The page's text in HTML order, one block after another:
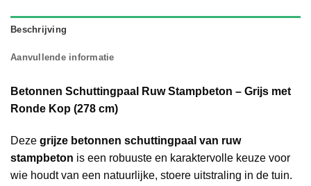
Beschrijving
Aanvullende informatie
Betonnen Schuttingpaal Ruw Stampbeton – Grijs met
Ronde Kop (278 cm)
Deze grijze betonnen schuttingpaal van ruw
stampbeton is een robuuste en karaktervolle keuze voor
wie houdt van een natuurlijke, stoere uitstraling in de tuin.